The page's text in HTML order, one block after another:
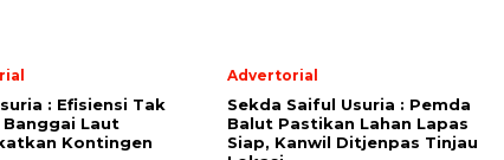
: Efisiensi Tak
Banggai Laut
Kontingen
Advertorial
Sekda Saiful Usuria : Pemda
Balut Pastikan Lahan Lapas
Siap, Kanwil Ditjenpas Tinjau